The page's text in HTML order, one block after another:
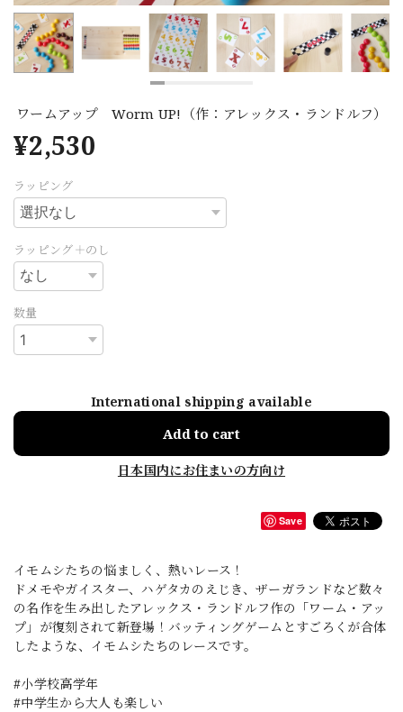
ワームアップ Worm UP!（作：アレックス・ランドルフ）
¥2,530
ラッピング
ラッピング＋のし
数量
International shipping available
Add to cart
日本国内にお住まいの方向け
Save
イモムシたちの悩ましく、熱いレース！
ドメモやガイスター、ハゲタカのえじき、ザーガランドなど数々
の名作を生み出したアレックス・ランドルフ作の「ワーム・アッ
プ」が復刻されて新登場！バッティングゲームとすごろくが合体
したような、イモムシたちのレースです。
#小学校高学年
#中学生から大人も楽しい